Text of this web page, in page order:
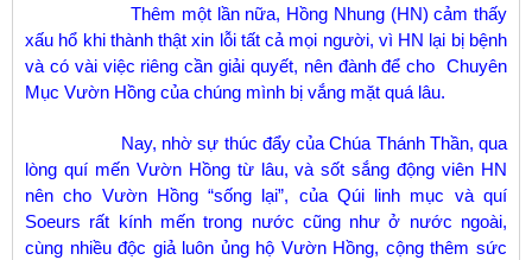
Thêm một lần nữa, Hồng Nhung (HN) cảm thấy
xấu hổ khi thành thật xin lỗi tất cả mọi người, vì HN lại bị bệnh
và có vài việc riêng cần giải quyết, nên đành để cho Chuyên
Mục Vườn Hồng của chúng mình bị vắng mặt quá lâu.
Nay, nhờ sự thúc đẩy của Chúa Thánh Thần, qua
lòng quí mến Vườn Hồng từ lâu, và sốt sắng động viên HN
nên cho Vườn Hồng “sống lại”, của Qúi linh mục và quí
Soeurs rất kính mến trong nước cũng như ở nước ngoài,
cùng nhiều độc giả luôn ủng hộ Vườn Hồng, cộng thêm sức